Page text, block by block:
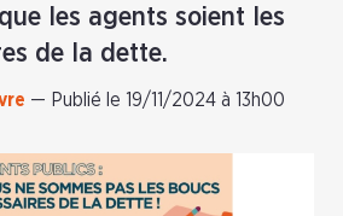
les agents soient les
de la dette.
— Publié le 19/11/2024 à 13h00